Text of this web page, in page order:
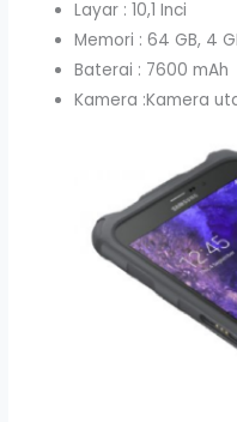
Layar : 10,1 Inci
Memori : 64 GB, 4
Baterai : 7600 mAh
Kamera :Kamera